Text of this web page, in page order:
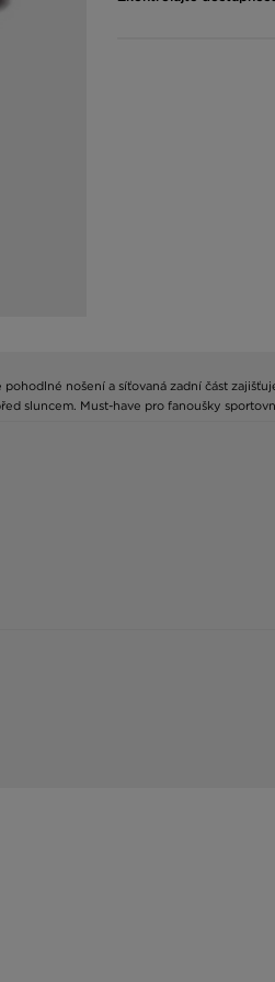
nošení a síťovaná zadní část
sluncem. Must-have pro fanoušky